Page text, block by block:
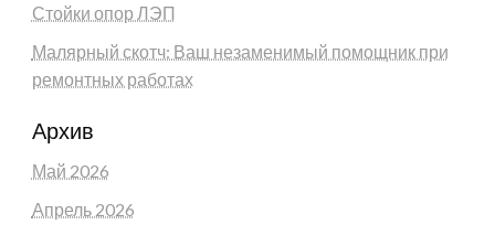
Стойки опор ЛЭП
Малярный скотч: Ваш незаменимый помощник при
ремонтных работах
Архив
Май 2026
Апрель 2026